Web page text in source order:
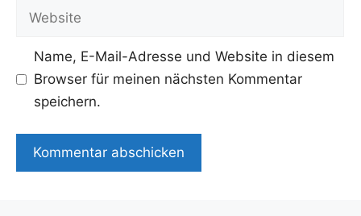
Adresse
Website
Name, E-Mail-Adresse und Website in diesem
Browser für meinen nächsten Kommentar
speichern.